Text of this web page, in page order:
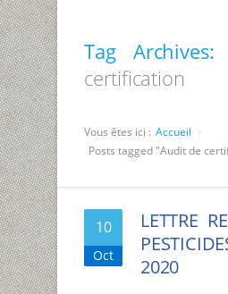
Tag Archives:
certification
Vous êtes ici : Accueil
Posts tagged "Audit de
10
Oct
LETTRE
2020